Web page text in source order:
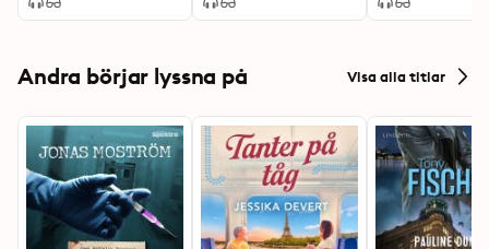
Andra börjar lyssna på Visa alla titlar